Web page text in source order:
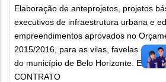
Elaboração de anteprojetos, projetos
executivos de infraestrutura urbana e
empreendimentos aprovados no
2015/2016, para as vilas, favelas e
do município de Belo Horizonte.
CONTRATO